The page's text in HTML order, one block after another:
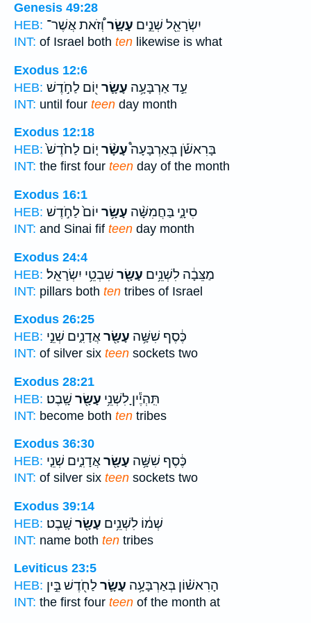
Genesis 49:28
HEB:
יִשְׂרָאֵ֖ל שְׁנֵ֣ים עָשָׂ֑רוְ֠זֹאת אֲשֶׁר־
INT: of Israel both ten likewise is what
Exodus 12:6
HEB:
עַ֣ד אַרְבָּעָ֥ה עָשָׂ֛ר י֖וֹם לַחֹ֣דֶשׁ
INT: until four teen day month
Exodus 12:18
HEB:
בָּרִאשֹׁ֡ן בְּאַרְבָּעָה֩עָשָׂ֨ר י֤וֹם לַחֹ֙דֶשׁ֙
INT: the first four teen day of the month
Exodus 16:1
HEB:
סִינָ֑י בַּחֲמִשָּׁ֨ה עָשָׂ֥ר יוֹם֙ לַחֹ֣דֶשׁ
INT: and Sinai fif teen day month
Exodus 24:4
HEB:
מַצֵּבָ֔ה לִשְׁנֵ֥ים עָשָׂ֖ר שִׁבְטֵ֥י יִשְׂרָאֵֽל׃
INT: pillars both ten tribes of Israel
Exodus 26:25
HEB:
כֶּ֔סֶף שִׁשָּׁ֥ה עָשָׂ֖ראֲדָנִ֑ים שְׁנֵ֣י
INT: of silver six teen sockets two
Exodus 28:21
HEB:
תִּֽהְיֶ֕יןָ לִשְׁנֵ֥י עָשָׂ֖ר שָֽׁבֶט׃
INT: become both ten tribes
Exodus 36:30
HEB:
כֶּ֔סֶף שִׁשָּׁ֥ה עָשָׂ֖ראֲדָנִ֑ים שְׁנֵ֤י
INT: of silver six teen sockets two
Exodus 39:14
HEB:
שְׁמ֔וֹ לִשְׁנֵ֥ים עָשָׂ֖ר שָֽׁבֶט׃
INT: name both ten tribes
Leviticus 23:5
HEB:
הָרִאשׁ֗וֹן בְּאַרְבָּעָ֥ה עָשָׂ֛רלַחֹ֖דֶשׁ בֵּ֣ין
INT: the first four teen of the month at